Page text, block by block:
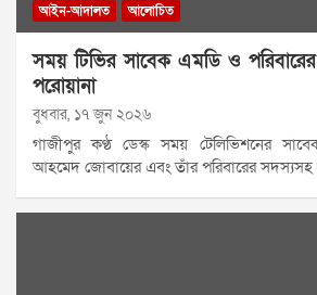
আইন-আদালত আলোচিত
সময় টিভির সাবেক এমডি ও পরিবারের
পরোয়ানা
বুধবার, ১৭ জুন ২০২৬
গাজীপুর কণ্ঠ ডেস্ক সময় টেলিভিশনের
আহমেদ জোবায়ের এবং তাঁর পরিবারের